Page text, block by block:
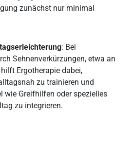
zunächst nur minimal
: Bei
Sehnenverkürzungen, etwa an
Ergotherapie dabei,
zu trainieren und
wie Greifhilfen oder spezielles
zu integrieren.